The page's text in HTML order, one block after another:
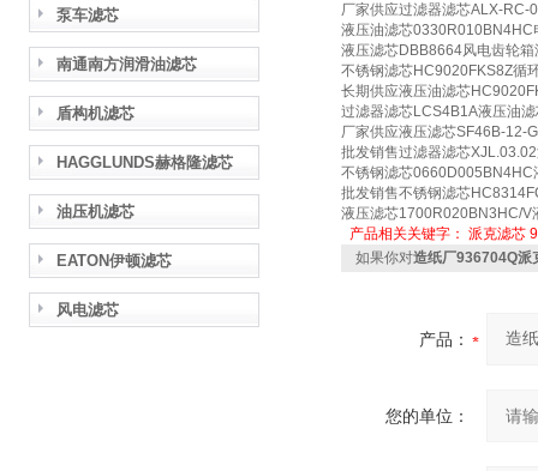
泵车滤芯
南通南方润滑油滤芯
盾构机滤芯
HAGGLUNDS赫格隆滤芯
油压机滤芯
EATON伊顿滤芯
风电滤芯
厂家供应过滤器滤芯ALX-RC-
液压油滤芯0330R010BN4HC
液压滤芯DBB8664风电齿轮
不锈钢滤芯HC9020FKS8Z循
长期供应液压油滤芯
过滤器滤芯LCS4B1A液压油
厂家供应液压滤芯SF46B-12-
批发销售过滤器滤芯
不锈钢滤芯0660D005BN4HC
批发销售不锈钢滤芯
液压滤芯1700R020BN3HC/V
产品相关关键字： 派克滤芯
如果你对造纸厂936704Q派
产品：
您的单位：